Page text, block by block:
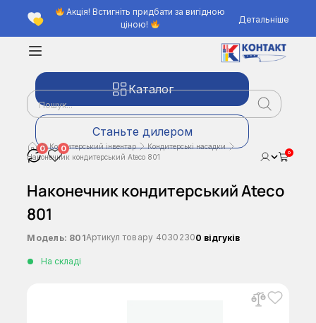
Акція! Встигніть придбати за вигідною
ціною!
Детальніше
Каталог
Станьте дилером
0 0 0
Кондитерський інвентар
Кондитерські насадки
Наконечник кондитерський Ateco 801
Наконечник кондитерський Ateco
801
Модель: 801Артикул товару 40302300 відгуків
На складі